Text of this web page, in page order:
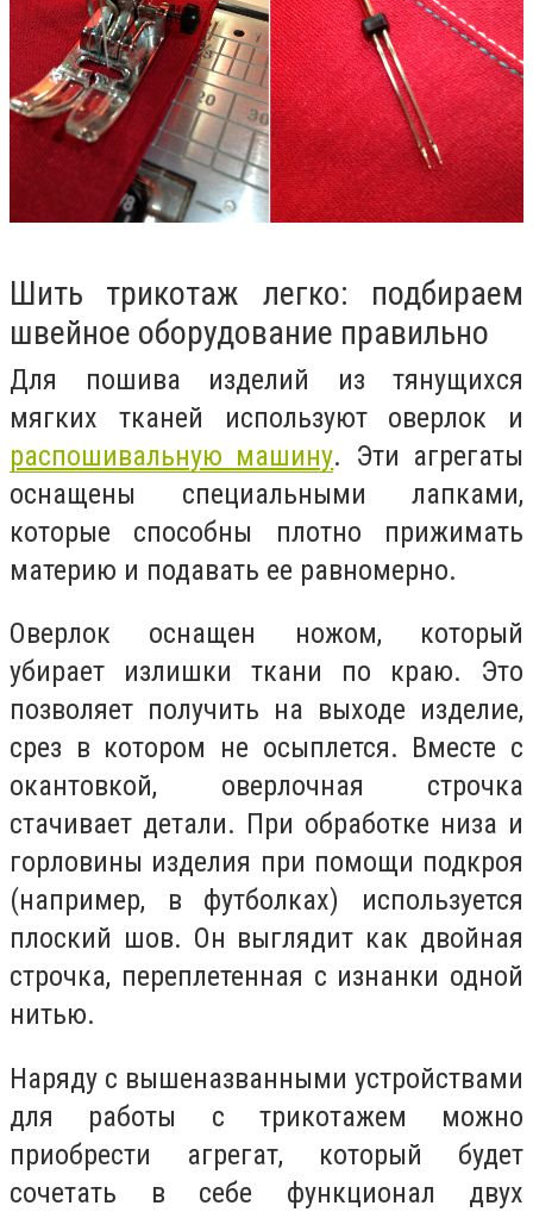
Шить трикотаж легко: подбираем
швейное оборудование правильно
Для пошива изделий из тянущихся
мягких тканей используют оверлок и
распошивальную машину. Эти агрегаты
оснащены специальными лапками,
которые способны плотно прижимать
материю и подавать ее равномерно.
Оверлок оснащен ножом, который
убирает излишки ткани по краю. Это
позволяет получить на выходе изделие,
срез в котором не осыплется. Вместе с
окантовкой, оверлочная строчка
стачивает детали. При обработке низа и
горловины изделия при помощи подкроя
(например, в футболках) используется
плоский шов. Он выглядит как двойная
строчка, переплетенная с изнанки одной
нитью.
Наряду с вышеназванными устройствами
для работы с трикотажем можно
приобрести агрегат, который будет
сочетать в себе функционал двух